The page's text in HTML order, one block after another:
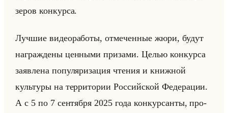
зе­ров кон­кур­са.
Луч­шие ви­део­ра­бо­ты, от­ме­чен­ные жюри, будут
на­граж­де­ны цен­ны­ми при­за­ми. Целью кон­кур­са
за­яв­ле­на по­пу­ля­ри­за­ция чте­ния и книж­ной
культу­ры на тер­ри­то­рии Рос­сийской Фе­де­ра­ции.
А с 5 по 7 сен­тяб­ря 2025 года кон­кур­сан­ты, про­